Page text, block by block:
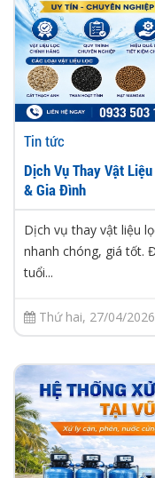
Tin tức
Dịch Vụ Thay Vật
& Gia Đình
Dịch vụ thay vật liệu
nhanh chóng, giá tốt.
tuổi...
Thứ hai, 27/04/2026